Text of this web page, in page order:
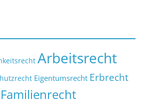
Arbeitsrecht
Eigentumsrecht Erbrecht
Familienrecht